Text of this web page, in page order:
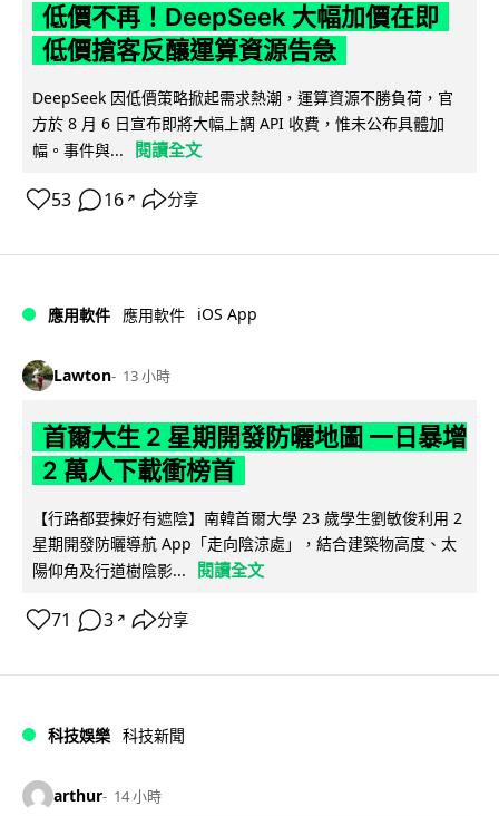
低價不再！DeepSeek 大幅加價在即
低價搶客反釀運算資源告急
DeepSeek 因低價策略掀起需求熱潮，運算資源不勝負荷，官
方於 8 月 6 日宣布即將大幅上調 API 收費，惟未公布具體加
幅。事件與...
閱讀全文
53 16 ↗ 分享
應用軟件 應用軟件 iOS App
Lawton 13 小時
首爾大生 2 星期開發防曬地圖 一日暴增
2 萬人下載衝榜首
【行路都要揀好有遮陰】南韓首爾大學 23 歲學生劉敏俊利用 2
星期開發防曬導航 App「走向陰涼處」，結合建築物高度、太
陽仰角及行道樹陰影...
閱讀全文
71 3 ↗ 分享
科技娛樂 科技新聞
arthur 14 小時